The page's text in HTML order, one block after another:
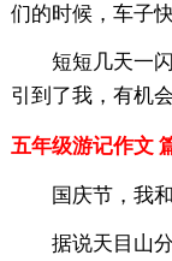
们的时候，车子
短短几天一
引到了我，有机
五年级游记作文
国庆节，我
据说天目山